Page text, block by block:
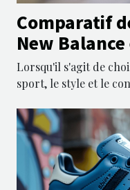
Comparatif
New
Lorsqu'il s'agit de
sport, le style et le